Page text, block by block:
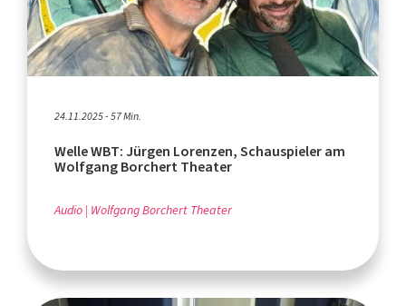
24.11.2025 - 57 Min.
Welle WBT: Jürgen Lorenzen, Schauspieler am
Wolfgang Borchert Theater
Audio Wolfgang Borchert Theater